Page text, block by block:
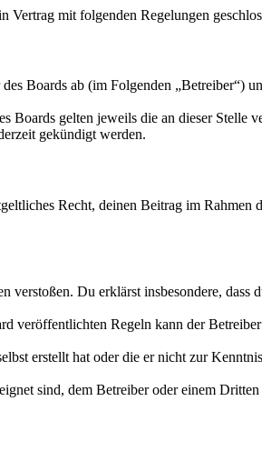
mit folgenden Regelungen
Boards ab (im Folgenden „Betreiber“)
Boards gelten jeweils die an dieser Stelle
gekündigt werden.
Recht, deinen Beitrag im Rahmen
Du erklärst insbesondere, dass
veröffentlichten Regeln kann der
erstellt hat oder die er nicht zur
sind, dem Betreiber oder einem